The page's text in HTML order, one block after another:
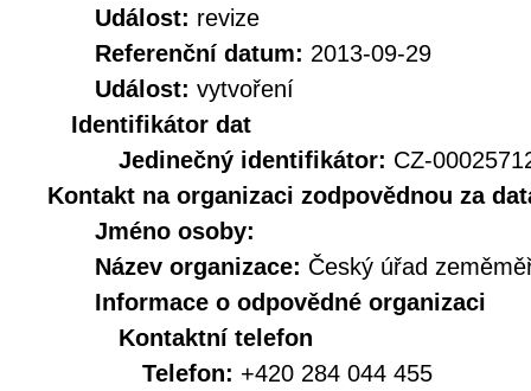
Událost: revize
Referenční datum: 2013-09-29
Událost: vytvoření
Identifikátor dat
Jedinečný identifikátor: CZ-
Kontakt na organizaci zodpovědnou za
Jméno osoby:
Název organizace: Český úřad
Informace o odpovědné organizaci
Kontaktní telefon
Telefon: +420 284 044 455